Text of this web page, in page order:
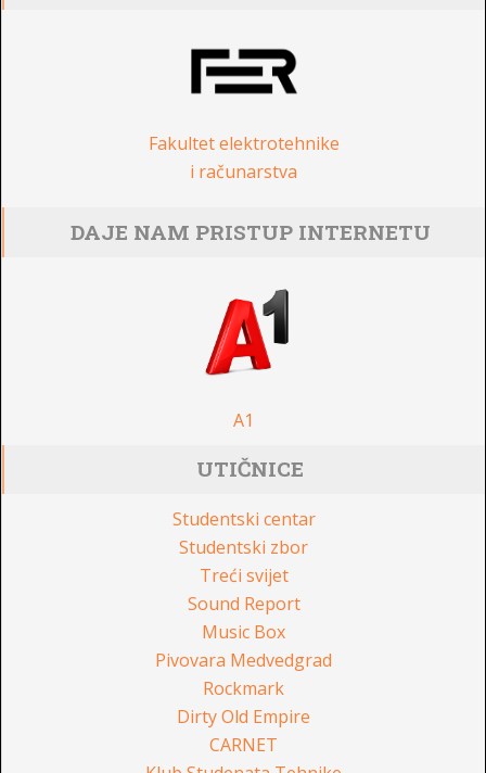
Fakultet elektrotehnike
i računarstva
DAJE NAM PRISTUP INTERNETU
A1
UTIČNICE
Studentski centar
Studentski zbor
Treći svijet
Sound Report
Music Box
Pivovara Medvedgrad
Rockmark
Dirty Old Empire
CARNET